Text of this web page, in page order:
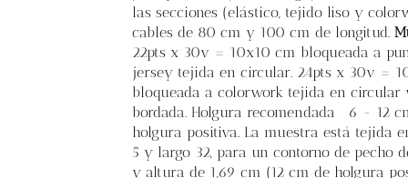
las secciones (elástico, tejido liso y
cables de 80 cm y 100 cm de longitud.
22pts x 30v = 10x10 cm bloqueada a
jersey tejida en circular. 24pts x 30v =
bloqueada a colorwork tejida en circular
bordada. Holgura recomendada
6 - 12
holgura positiva. La muestra está tejida
5 y largo 32, para un contorno de pecho
y altura de 1,69 cm (12 cm de holgura